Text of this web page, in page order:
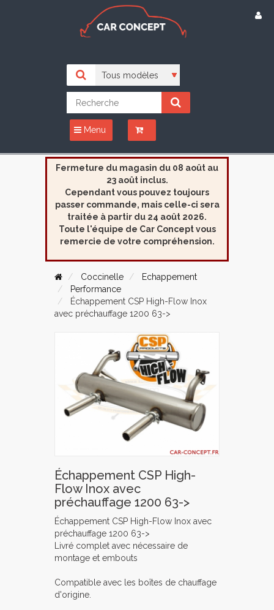
Menu
Fermeture du magasin du 08 août au
23 août inclus.
Cependant vous pouvez toujours
passer commande, mais celle-ci sera
traitée à partir du 24 août 2026.
Toute l'équipe de Car Concept vous
remercie de votre compréhension.
Coccinelle
Echappement
Performance
Échappement CSP High-Flow Inox
avec préchauffage 1200 63->
Échappement CSP High-
Flow Inox avec
préchauffage 1200 63->
Échappement CSP High-Flow Inox avec
préchauffage 1200 63->
Livré complet avec nécessaire de
montage et embouts
Compatible avec les boîtes de chauffage
d'origine.